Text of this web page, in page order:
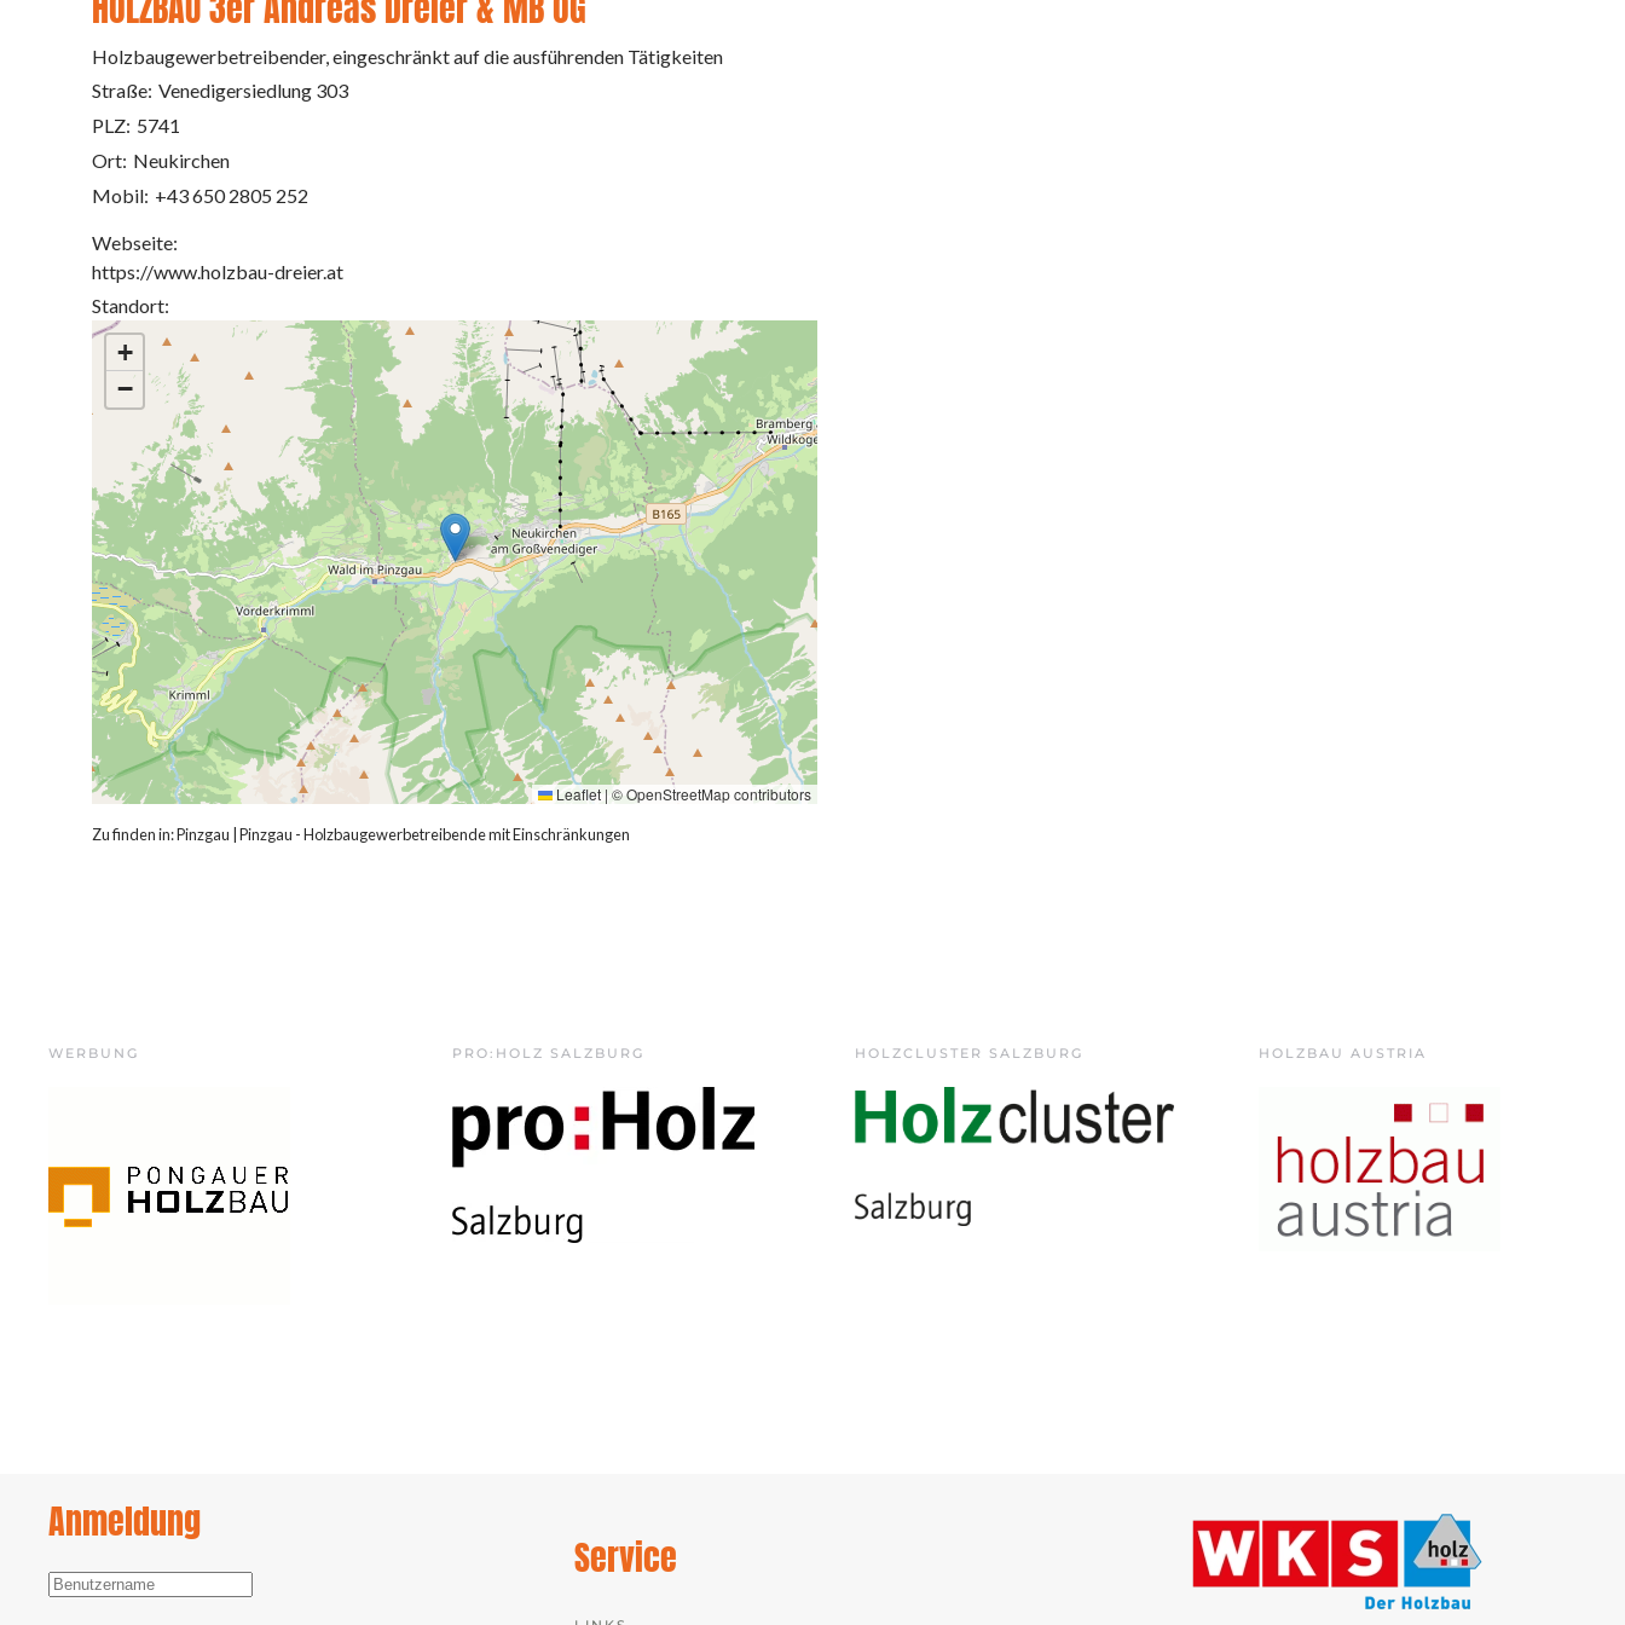
Holzbaugewerbetreibender, eingeschränkt auf die ausführenden Tätigkeiten
Straße: Venedigersiedlung 303
PLZ: 5741
Ort: Neukirchen
Mobil: +43 650 2805 252
Webseite:
https://www.holzbau-dreier.at
Standort:
+
−
Leaflet | ©OpenStreetMapcontributors
Zu finden in:Pinzgau Pinzgau - Holzbaugewerbetreibende mit Einschränkungen
WERBUNG PRO:HOLZ SALZBURG HOLZCLUSTER SALZBURG HOLZBAU AUSTRIA
Anmeldung
Service